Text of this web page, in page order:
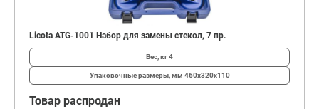
Licota ATG-1001 Набор для замены стекол, 7 пр.
Вес, кг4
Упаковочные размеры, мм 460х320х110
Товар распродан